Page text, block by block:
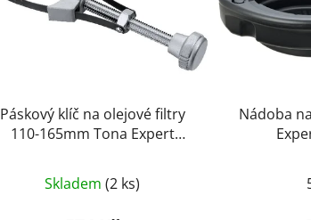
Páskový klíč na olejové filtry
110-165mm Tona Expert
Skladem(2 ks)
Nádoba